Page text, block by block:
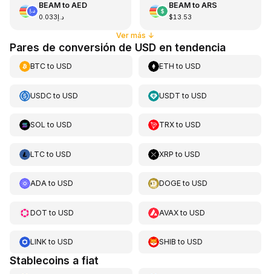
BEAMto AED
د.إ0.033
BEAMto ARS
$13.53
Ver más ↓
Pares de conversión de USD en tendencia
BTCto USD ETH toUSD
USDCto USD USDT toUSD
SOL to USD TRXtoUSD
LTCto USD XRP toUSD
ADAto USD DOGEtoUSD
DOT to USD AVAXtoUSD
LINKto USD SHIB toUSD
Stablecoins a fiat